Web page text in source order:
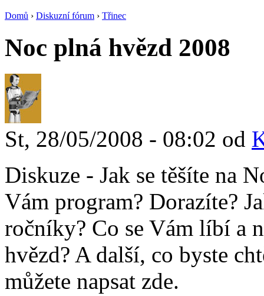
Domů › Diskuzní fórum › Třinec
Noc plná hvězd 2008
St, 28/05/2008 - 08:02 od
Diskuze - Jak se těšíte na
Vám program? Dorazíte?
ročníky? Co se Vám líbí a
hvězd? A další, co byste
můžete napsat zde.